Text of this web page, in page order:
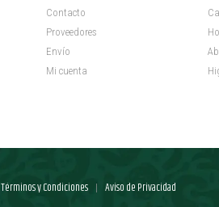
Contacto
Proveedores
Envío
Mi cuenta ​
Términos y Condiciones | Aviso de Privacidad